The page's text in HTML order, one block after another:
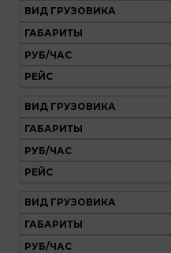
Наш
транспорт
Вид
грузовика
ВИД ГРУЗОВИКА
ГАБАРИТЫ
РУБ/ЧАС
РЕЙС
ВИД ГРУЗОВИКА
ГАБАРИТЫ
РУБ/ЧАС
РЕЙС
ВИД ГРУЗОВИКА
ГАБАРИТЫ
РУБ/ЧАС